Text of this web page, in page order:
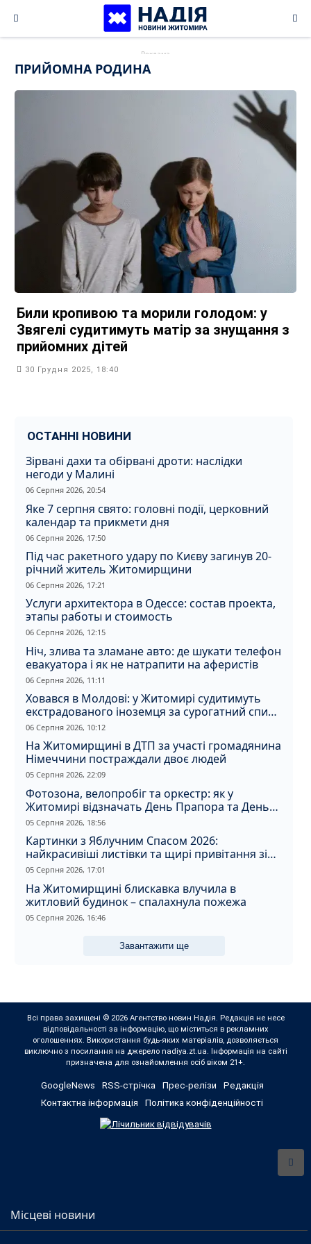
content
ПРИЙОМНА РОДИНА
Били кропивою та морили голодом: у
Звягелі судитимуть матір за знущання з
прийомних дітей
30 Грудня 2025, 18:40
ОСТАННІ НОВИНИ
Зірвані дахи та обірвані дроти: наслідки
негоди у Малині
06 Серпня 2026, 20:54
Яке 7 серпня свято: головні події, церковний
календар та прикмети дня
06 Серпня 2026, 17:50
Під час ракетного удару по Києву загинув 20-
річний житель Житомирщини
06 Серпня 2026, 17:21
Услуги архитектора в Одессе: состав проекта,
этапы работы и стоимость
06 Серпня 2026, 12:15
Ніч, злива та зламане авто: де шукати телефон
евакуатора і як не натрапити на аферистів
06 Серпня 2026, 11:11
Ховався в Молдові: у Житомирі судитимуть
екстрадованого іноземця за сурогатний спирт
і відмивання грошей
06 Серпня 2026, 10:12
На Житомирщині в ДТП за участі громадянина
Німеччини постраждали двоє людей
05 Серпня 2026, 22:09
Фотозона, велопробіг та оркестр: як у
Житомирі відзначать День Прапора та День
Незалежності
05 Серпня 2026, 18:56
Картинки з Яблучним Спасом 2026:
найкрасивіші листівки та щирі привітання зі
святом
05 Серпня 2026, 17:01
На Житомирщині блискавка влучила в
житловий будинок – спалахнула пожежа
05 Серпня 2026, 16:46
Завантажити ще
Всі права захищені © 2026 Агентство новин Надія. Редакція не несе
відповідальності за інформацію, що міститься в рекламних
оголошеннях. Використання будь-яких матеріалів, дозволяється
виключно з посилання на джерело nadiya.zt.ua. Інформація на сайті
призначена для ознайомлення осіб віком 21+.
GoogleNews RSS-стрічка Прес-релізи
Редакція
Контактна інформація
Політика конфіденційності
Місцеві новини